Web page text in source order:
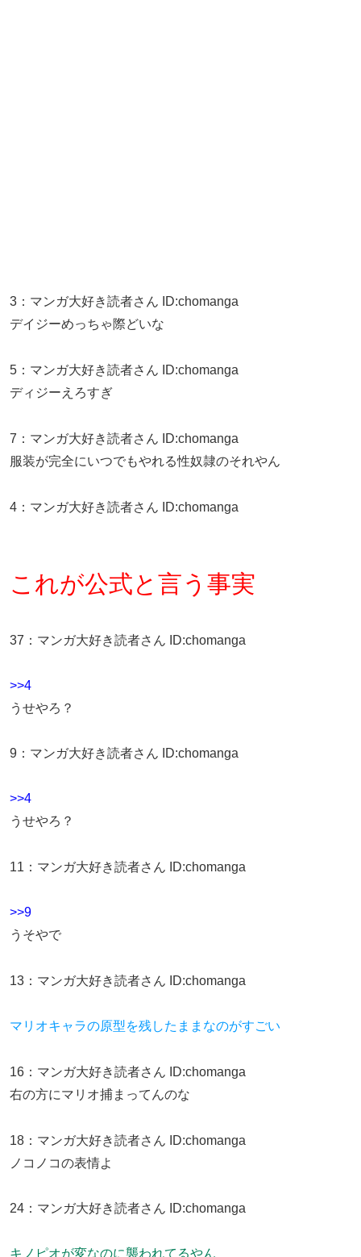
3 ： マンガ大好き読者さん ID:chomanga
デイジーめっちゃ際どいな
5 ： マンガ大好き読者さん ID:chomanga
ディジーえろすぎ
7 ： マンガ大好き読者さん ID:chomanga
服装が完全にいつでもやれる性奴隷のそれやん
4 ： マンガ大好き読者さん ID:chomanga
これが公式と言う事実
37 ： マンガ大好き読者さん ID:chomanga
>>4
うせやろ？
9 ： マンガ大好き読者さん ID:chomanga
>>4
うせやろ？
11 ： マンガ大好き読者さん ID:chomanga
>>9
うそやで
13 ： マンガ大好き読者さん ID:chomanga
マリオキャラの原型を残したままなのがすごい
16 ： マンガ大好き読者さん ID:chomanga
右の方にマリオ捕まってんのな
18 ： マンガ大好き読者さん ID:chomanga
ノコノコの表情よ
24 ： マンガ大好き読者さん ID:chomanga
キノピオが変なのに襲われてるやん